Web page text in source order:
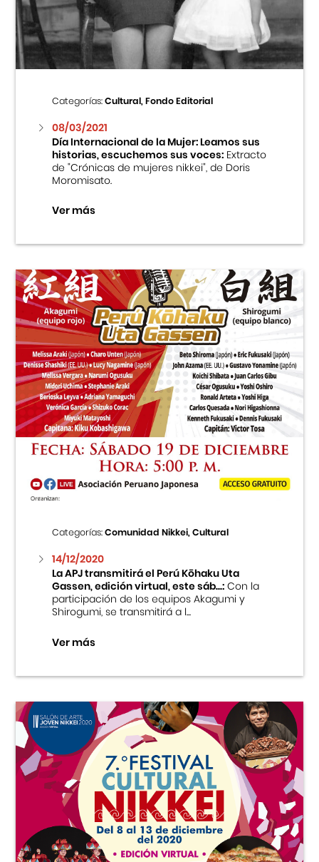
Centro Cultural Peruano Japonés
Cursos
Museo de la Inmigración Japonesa
Fondo Editorial
Teatro Peruano Japonés
Categorías:Cultural, Fondo Editorial
08/03/2021
Día Internacional de la Mujer: Leamos sus
historias, escuchemos sus voces:Extracto
de "Crónicas de mujeres nikkei", de Doris
Moromisato.
Ver más
Categorías:Comunidad Nikkei, Cultural
14/12/2020
La APJ transmitirá el Perú Kōhaku Uta
Gassen, edición virtual, este sáb...:Con la
participación de los equipos Akagumi y
Shirogumi, se transmitirá a l...
Ver más